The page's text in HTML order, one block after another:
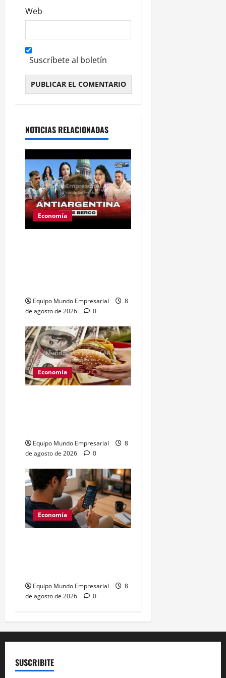
Web
Suscríbete al boletín
NOTICIAS RELACIONADAS
Economía
Equipo Mundo Empresarial
8
de agosto de 2026
0
Economía
Equipo Mundo Empresarial
8
de agosto de 2026
0
Economía
Equipo Mundo Empresarial
8
de agosto de 2026
0
SUSCRIBITE